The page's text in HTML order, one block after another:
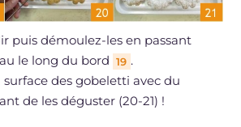
puis démoulez-les en passant
le long du bord 19 .
des gobeletti avec du
de les déguster (20-21) !